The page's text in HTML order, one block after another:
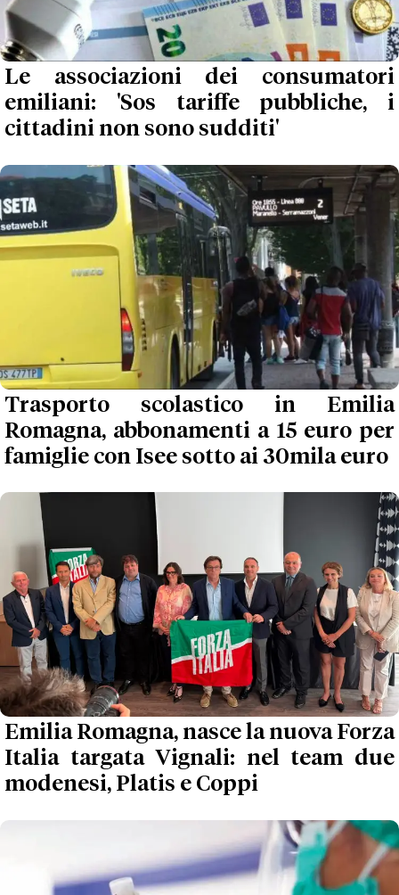
Le associazioni dei consumatori
emiliani: 'Sos tariffe pubbliche, i
cittadini non sono sudditi'
Trasporto scolastico in Emilia
Romagna, abbonamenti a 15 euro per
famiglie con Isee sotto ai 30mila euro
Emilia Romagna, nasce la nuova Forza
Italia targata Vignali: nel team due
modenesi, Platis e Coppi